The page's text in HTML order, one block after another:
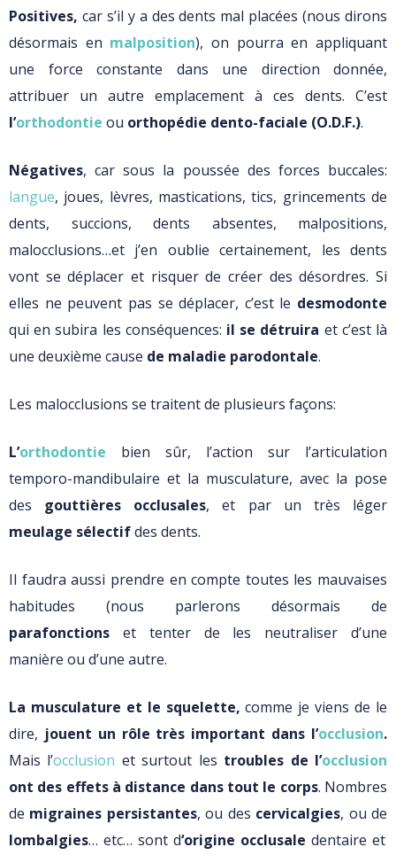
Positives, car s’il y a des dents mal placées (nous dirons
désormais en malposition), on pourra en appliquant
une force constante dans une direction donnée,
attribuer un autre emplacement à ces dents. C’est
l’orthodontie ou orthopédie dento-faciale (O.D.F.).
Négatives, car sous la poussée des forces buccales:
langue, joues, lèvres, mastications, tics, grincements de
dents, succions, dents absentes, malpositions,
malocclusions…et j’en oublie certainement, les dents
vont se déplacer et risquer de créer des désordres. Si
elles ne peuvent pas se déplacer, c’est le desmodonte
qui en subira les conséquences: il se détruira et c’est là
une deuxième cause de maladie parodontale.
Les malocclusions se traitent de plusieurs façons:
L’orthodontie bien sûr, l’action sur l’articulation
temporo-mandibulaire et la musculature, avec la pose
des gouttières occlusales, et par un très léger
meulage sélectifdes dents.
Il faudra aussi prendre en compte toutes les mauvaises
habitudes (nous parlerons désormais de
parafonctions et tenter de les neutraliser d’une
manière ou d’une autre.
La musculature et le squelette, comme je viens de le
dire, jouent un rôle très important dans l’occlusion.
Mais l’occlusion et surtout les troubles de l’occlusion
ont des effets à distance dans tout le corps. Nombres
de migraines persistantes, ou des cervicalgies, ou de
lombalgies… etc… sont d‘origine occlusale dentaire et